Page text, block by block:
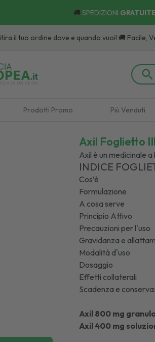
🚚 SPEDIZIONI GRATUITE
dove e quando vuoi! 🚚 Facile, Veloce,
Prodotti Promo Più Venduti
Axil Foglietto
Axil è un medicinale
INDICE
Cos’è
Formulazione
A cosa serve
Principio Attivo
Precauzioni per l'uso
Gravidanza e
Modalità d'uso
Dosaggio
Effetti collaterali
Scadenza e
Axil 800 mg
Axil 400 mg